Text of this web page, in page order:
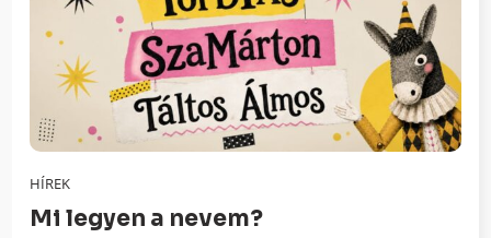
HÍREK
Mi legyen a nevem?